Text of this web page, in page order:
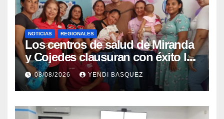
NOTICIAS REGIONALES
Los centros de salud de Miranda
y Cojedes clausuran con éxito la
Semana Mundial de la Lactancia
Materna
08/08/2026 YENDI BASQUEZ